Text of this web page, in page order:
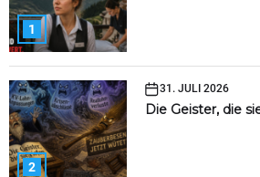
1
2
31. JULI 2026
Die Geister, die